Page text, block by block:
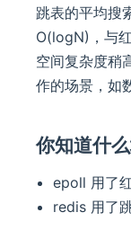
跳表的平均搜
O(logN)，与
空间复杂度稍
作的场景，如
你知道什
epoll 用了
redis 用了